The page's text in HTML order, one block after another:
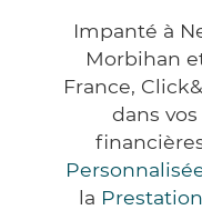
Impanté à
Morbihan
France,
dans
la